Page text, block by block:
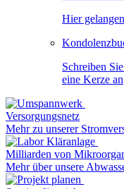
Hier
Schreiben
eine Kerze an
Versorgungsnetz
Mehr zu unserer
Milliarden von
Mehr über unsere